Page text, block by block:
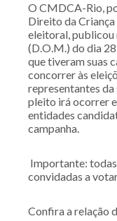
O CMDCA-Rio,
Direito da
eleitoral,
(D.O.M.) do dia
que tiveram suas
concorrer às
representantes
pleito irá ocorrer
entidades
campanha.
Importante:
convidadas a
Confira a relação